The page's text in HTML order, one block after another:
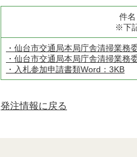
件
※下
・仙台市交通局本局庁舎清掃業
・仙台市交通局本局庁舎清掃業
・入札参加申請書類Word：3KB
発注情報に戻る